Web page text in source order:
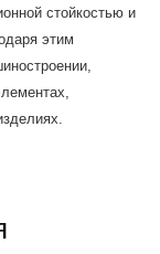
стойкостью и
этим